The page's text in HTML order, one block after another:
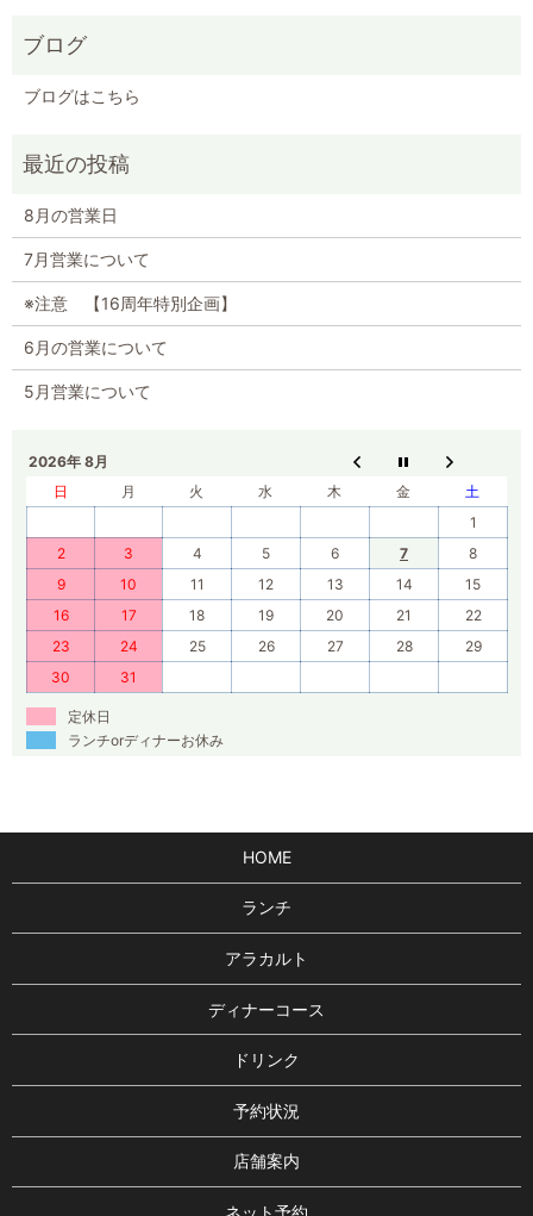
ブログ
ブログはこちら
8月の営業日
7月営業について
※注意 【16周年特別企画】
6月の営業について
5月営業について
2026年 8月
日
月 火 水 木 金
土
1
2
3 4 5 6 7
8
9
10 11 12 13 14
15
16
17 18 19 20 21
22
23
24 25 26 27 28
29
30
31
定休日
ランチorディナーお休み
HOME
ランチ
アラカルト
ディナーコース
ドリンク
予約状況
店舗案内
ネット予約